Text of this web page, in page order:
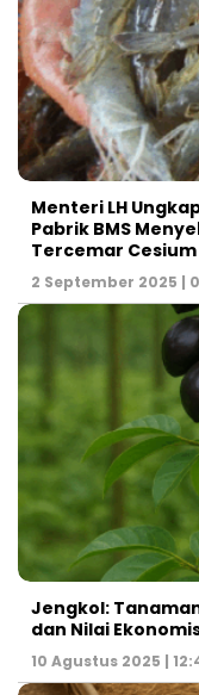
Menteri LH
Pabrik BMS
Tercemar Cesium
2 September 2025 |
Jengkol:
dan Nilai
10 Agustus 2025 |